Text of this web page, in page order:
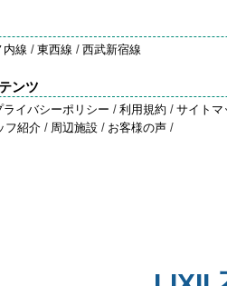
内線 / 東西線 / 西武新宿線
ンツ
ライバシーポリシー / 利用規約 / サイトマ
フ紹介 / 周辺施設 / お客様の声 /